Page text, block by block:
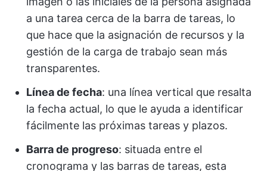
a una tarea cerca de la barra de tareas, lo
que hace que la asignación de recursos y la
gestión de la carga de trabajo sean más
transparentes.
Línea de fecha: una línea vertical que resalta
la fecha actual, lo que le ayuda a identificar
fácilmente las próximas tareas y plazos.
Barra de progreso: situada entre el
cronograma y las barras de tareas, esta